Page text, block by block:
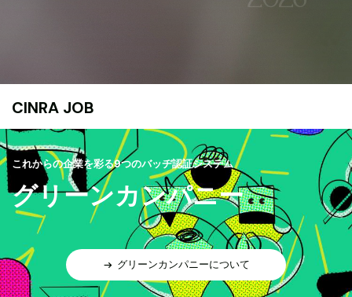
CINRA JOB
これからの企業を彩る9つのバッヂ認証システム
グリーンカンパニー
グリーンカンパニーについて